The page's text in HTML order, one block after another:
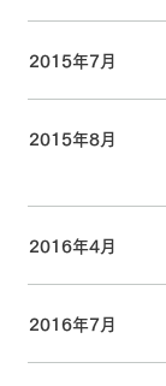
2015年7月
2015年8月
2016年4月
2016年7月